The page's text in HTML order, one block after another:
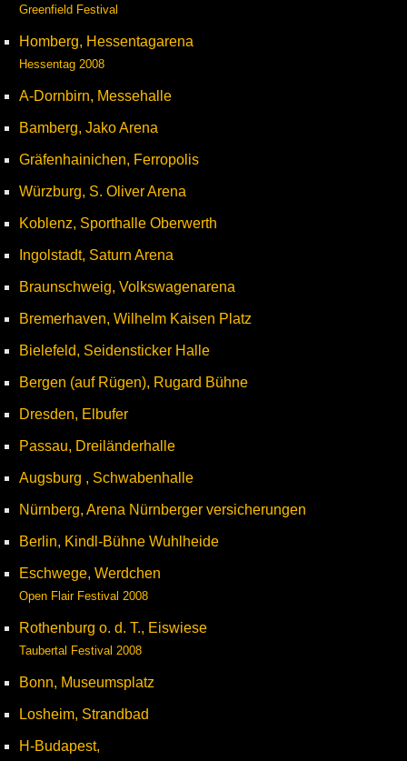
Greenfield Festival
Homberg, Hessentagarena
Hessentag 2008
A-Dornbirn, Messehalle
Bamberg, Jako Arena
Gräfenhainichen, Ferropolis
Würzburg, S. Oliver Arena
Koblenz, Sporthalle Oberwerth
Ingolstadt, Saturn Arena
Braunschweig, Volkswagenarena
Bremerhaven, Wilhelm Kaisen Platz
Bielefeld, Seidensticker Halle
Bergen (auf Rügen), Rugard Bühne
Dresden, Elbufer
Passau, Dreiländerhalle
Augsburg , Schwabenhalle
Nürnberg, Arena Nürnberger versicherungen
Berlin, Kindl-Bühne Wuhlheide
Eschwege, Werdchen
Open Flair Festival 2008
Rothenburg o. d. T., Eiswiese
Taubertal Festival 2008
Bonn, Museumsplatz
Losheim, Strandbad
H-Budapest,